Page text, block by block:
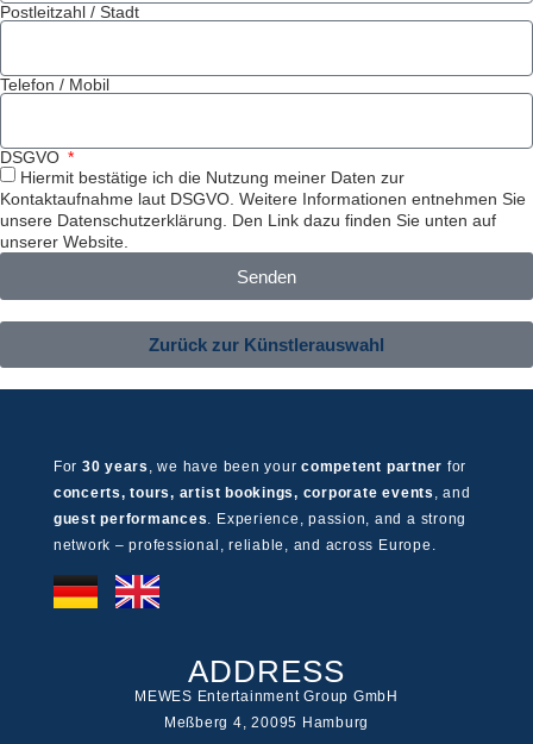
Postleitzahl / Stadt
Telefon / Mobil
DSGVO
Hiermit bestätige ich die Nutzung meiner Daten zur
Kontaktaufnahme laut DSGVO. Weitere Informationen entnehmen Sie
unsere Datenschutzerklärung. Den Link dazu finden Sie unten auf
unserer Website.
Senden
Zurück zur Künstlerauswahl
For 30 years , we have been yourcompetent partner for
concerts, tours, artist bookings, corporate events , and
guest performances. Experience, passion, and a strong
network – professional, reliable, and across Europe.
ADDRESS
MEWES Entertainment Group GmbH
Meßberg 4, 20095 Hamburg